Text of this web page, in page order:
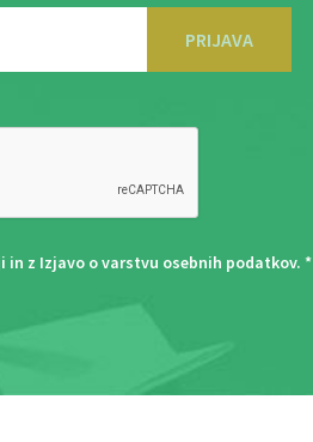
PRIJAVA
in z Izjavo o varstvu osebnih podatkov. *